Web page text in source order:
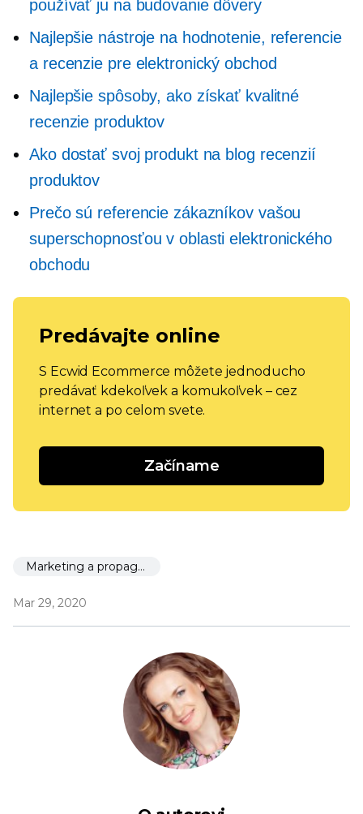
používať ju na budovanie dôvery
Najlepšie nástroje na hodnotenie, referencie
a recenzie pre elektronický obchod
Najlepšie spôsoby, ako získať kvalitné
recenzie produktov
Ako dostať svoj produkt na blog recenzií
produktov
Prečo sú referencie zákazníkov vašou
superschopnosťou v oblasti elektronického
obchodu
Predávajte online
S Ecwid Ecommerce môžete jednoducho
predávať kdekoľvek a komukoľvek – cez
internet a po celom svete.
Začíname
Marketing a propagácia
Mar 29, 2020